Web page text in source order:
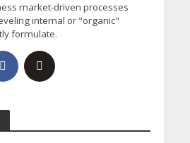
market-driven processes
internal or "organic"
formulate.